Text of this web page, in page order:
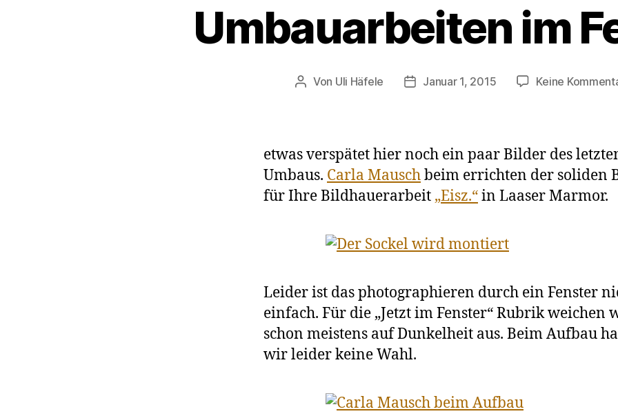
Umbauarbeiten im
Beitragsautor
Von Uli Häfele Veröffentlichungsdatum
Januar 1, 2015 Keine
etwas verspätet hier noch ein paar Bilder des
Umbaus. Carla Mauschbeim errichten der soliden
für Ihre Bildhauerarbeit „Eisz.“in Laaser Marmor.
Leider ist das photographieren durch ein Fenster
einfach. Für die „Jetzt im Fenster“ Rubrik weichen
schon meistens auf Dunkelheit aus. Beim Aufbau
wir leider keine Wahl.